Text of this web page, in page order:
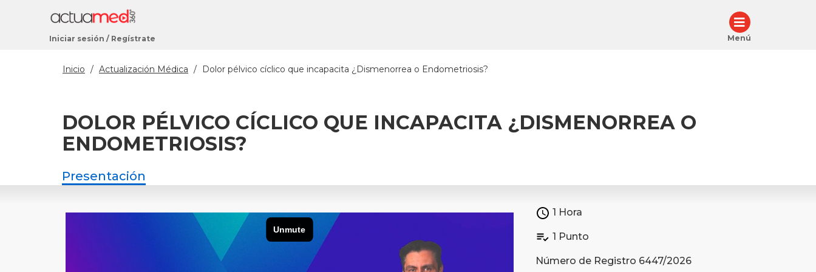
Iniciar sesión / Regístrate Menú
Inicio / Actualización Médica / Dolor pélvico cíclico que incapacita ¿Dismenorrea o Endometriosis?
DOLOR PÉLVICO CÍCLICO QUE INCAPACITA ¿DISMENORREA O
ENDOMETRIOSIS?
Presentación
1 Hora
1 Punto
Número de Registro 6447/2026